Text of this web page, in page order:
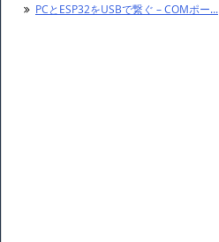
PCとESP32をUSBで繋ぐ – COMポー...